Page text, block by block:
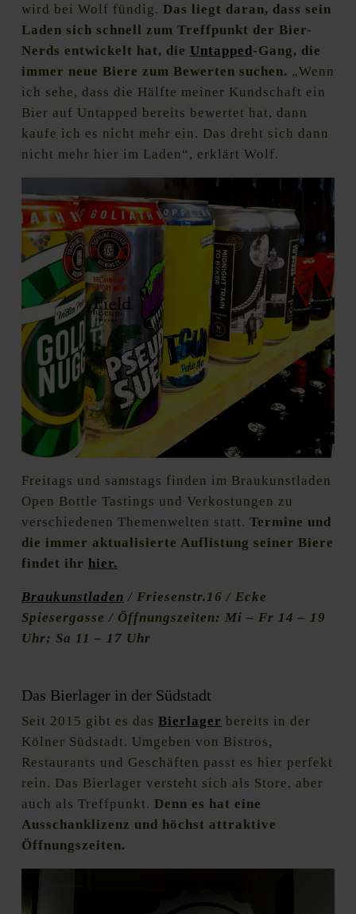
wird bei Wolf fündig. Das liegt daran, dass sein
Laden sich schnell zum Treffpunkt der Bier-
Nerds entwickelt hat, die Untapped-Gang, die
immer neue Biere zum Bewerten suchen. „Wenn
ich sehe, dass die Hälfte meiner Kundschaft ein
Bier auf Untapped bereits bewertet hat, dann
kaufe ich es nicht mehr ein. Das dreht sich dann
nicht mehr hier im Laden“, erklärt Wolf.
Freitags und samstags finden im Braukunstladen
Open Bottle Tastings und Verkostungen zu
verschiedenen Themenwelten statt. Termine und
die immer aktualisierte Auflistung seiner Biere
findet ihr hier.
Braukunstladen / Friesenstr.16 / Ecke
Spiesergasse / Öffnungszeiten: Mi – Fr 14 – 19
Uhr; Sa 11 – 17 Uhr
Das Bierlager in der Südstadt
Seit 2015 gibt es das Bierlager bereits in der
Kölner Südstadt. Umgeben von Bistros,
Restaurants und Geschäften passt es hier perfekt
rein. Das Bierlager versteht sich als Store, aber
auch als Treffpunkt. Denn es hat eine
Ausschanklizenz und höchst attraktive
Öffnungszeiten.